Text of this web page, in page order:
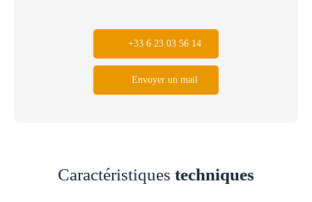
+33 6 23 03 56 14
Envoyer un mail
Caractéristiques techniques